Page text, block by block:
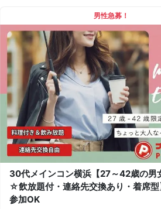
落ち着いた空間での交流が楽しめます！
完全着席スタイルですのでひとりぼっちになることはあ
様参加者様同士の席の配置。
《恋人、友人、人脈、必ず出会える！関西で超人気の飲
□結婚がしたい
□恋人が欲しい
□友人を増やしたい
□人脈を広げたい
□日常に刺激が欲しい
□お酒が大好き
□楽しいことが大好き
□飲み会が大好き
□みんなでワイワイしたい人
□確実に出会える街コンに参加したい人
□一緒に合コン・コンパに行ける飲み友が欲しい人
□家と職場の往復の毎日を変えたい人
《フード》
【塚田農場名物！店仕込みザンギ】【街コン限定プリン】
飲み放題と大満足なお料理を提供♪
《シェフ自慢のコース料理》
男性急募！
30代メインコン横浜【27～42歳の男
☆飲放題付・連絡先交換あり・着席型
参加OK